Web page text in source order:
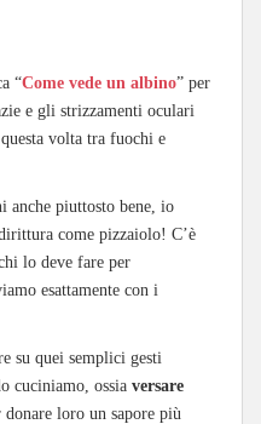
“Come vede un albino” per
e gli strizzamenti oculari
volta tra fuochi e
anche piuttosto bene, io
come pizzaiolo! C’è
lo deve fare per
esattamente con i
su quei semplici gesti
cuciniamo, ossia versare
donare loro un sapore più